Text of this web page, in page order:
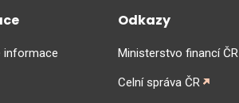
informace
Odkazy
Ministerstvo financí ČR
Celní správa ČR